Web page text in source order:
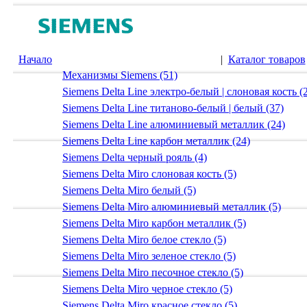
Начало | Каталог товаров
Механизмы Siemens (51)
Siemens Delta Line электро-белый | слоновая кость
Siemens Delta Line титаново-белый | белый (37)
Siemens Delta Line алюминиевый металлик (24)
Siemens Delta Line карбон металлик (24)
Siemens Delta черный рояль (4)
Siemens Delta Miro слоновая кость (5)
Siemens Delta Miro белый (5)
Siemens Delta Miro алюминиевый металлик (5)
Siemens Delta Miro карбон металлик (5)
Siemens Delta Miro белое стекло (5)
Siemens Delta Miro зеленое стекло (5)
Siemens Delta Miro песочное стекло (5)
Siemens Delta Miro черное стекло (5)